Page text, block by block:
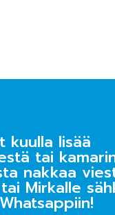
kuulla lisää
tai
nakkaa
Mirkalle